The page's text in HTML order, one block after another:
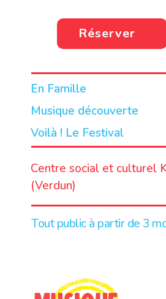
Réserver
En Famille
Musique découverte
Voilà ! Le Festival
LIEU
Centre social et culturel
(Verdun)
Tout public à partir de 3